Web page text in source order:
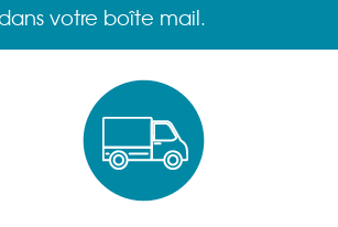
votre boîte mail.